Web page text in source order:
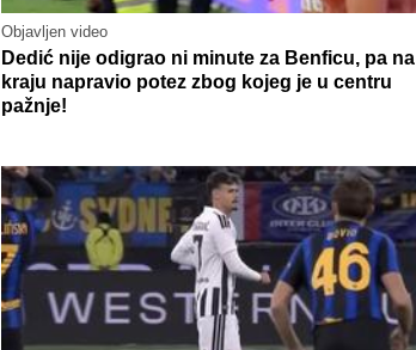
Objavljen video
Dedić nije odigrao ni minute za Benficu, pa na
kraju napravio potez zbog kojeg je u centru
pažnje!